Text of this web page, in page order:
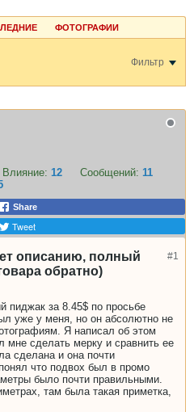
ФОТОГРАФИИ
Фильтр
Влияние: 12 Сообщений: 11
Share
Tweet
#1
описанию, полный
обратно)
пиджак за 8.45$ по просьбе
уже у меня, но он абсолютно не
Я написал об этом
мне сделать мерку и сравнить ее
сделана и она почти
что подвох был в промо
было почти правильными.
там была такая приметка,